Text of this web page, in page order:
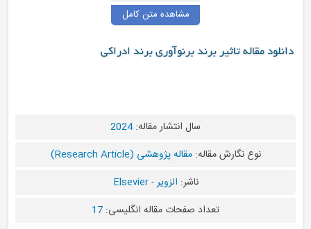
مشاهده متن کامل
مقاله تاثیر برند برنوآوری برند ادراکی
سال انتشار مقاله:2024
نوع نگارش مقاله:مقاله پژوهشی (Research Article)
الزویر - Elsevier
تعداد صفحات مقاله انگلیسی: 17